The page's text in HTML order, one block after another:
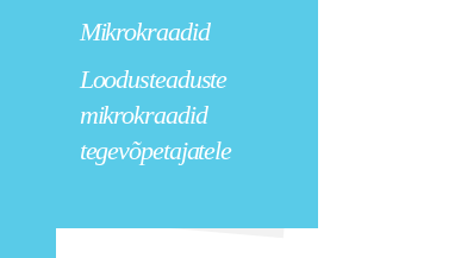
Mikrokraadid
Loodusteaduste
mikrokraadid
tegevõpetajatele